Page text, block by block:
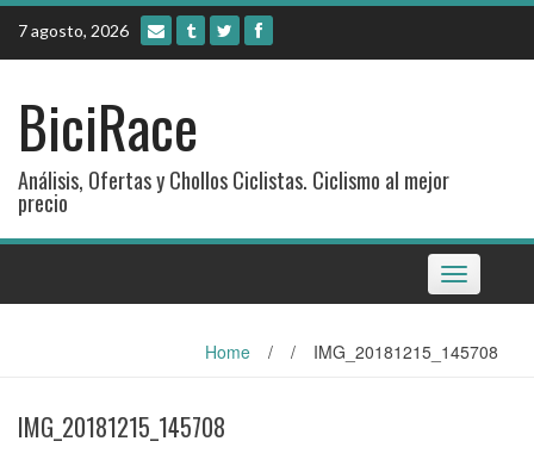
Skip
content
7 agosto, 2026
BiciRace
Análisis, Ofertas y Chollos Ciclistas. Ciclismo al mejor
precio
Toggle
navigation
Home / / IMG_20181215_145708
IMG_20181215_145708